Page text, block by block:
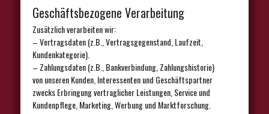
Geschäftsbezogene Verarbeitung
Zusätzlich verarbeiten wir:
– Vertragsdaten (z.B., Vertragsgegenstand, Laufzeit,
Kundenkategorie).
– Zahlungsdaten (z.B., Bankverbindung, Zahlungshistorie)
von unseren Kunden, Interessenten und Geschäftspartner
zwecks Erbringung vertraglicher Leistungen, Service und
Kundenpflege, Marketing, Werbung und Marktforschung.